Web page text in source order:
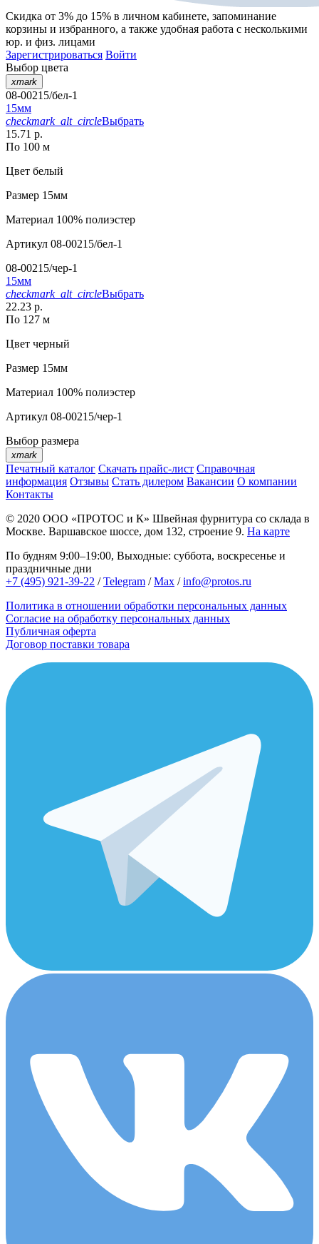
Скидка от 3% до 15% в личном кабинете, запоминание
корзины и избранного, а также удобная работа с несколькими
юр. и физ. лицами
Зарегистрироваться Войти
Выбор цвета
xmark
08-00215/бел-1
15мм
checkmark_alt_circleВыбрать
15.71 р.
По 100 м
Цвет белый
Размер 15мм
Материал 100% полиэстер
Артикул 08-00215/бел-1
08-00215/чер-1
15мм
checkmark_alt_circleВыбрать
22.23 р.
По 127 м
Цвет черный
Размер 15мм
Материал 100% полиэстер
Артикул 08-00215/чер-1
Выбор размера
xmark
Печатный каталог Скачать прайс-лист Справочная
информация Отзывы Стать дилером Вакансии О компании
Контакты
© 2020 ООО «ПРОТОС и К» Швейная фурнитура со склада в
Москве. Варшавское шоссе, дом 132, строение 9. На карте
По будням 9:00–19:00, Выходные: суббота, воскресенье и
праздничные дни
+7 (495) 921-39-22 /Telegram /Max /info@protos.ru
Политика в отношении обработки персональных данных
Согласие на обработку персональных данных
Публичная оферта
Договор поставки товара